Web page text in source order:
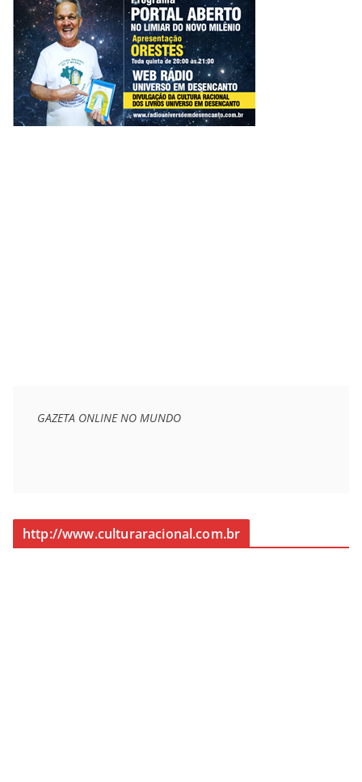
GAZETA ONLINE NO MUNDO
http://www.culturaracional.com.br